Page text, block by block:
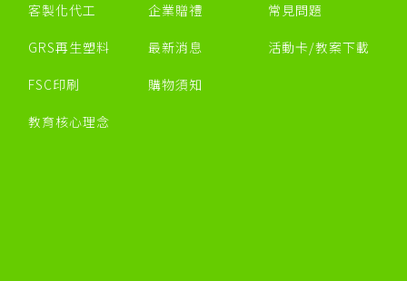
客製化代工
GRS再生塑料
FSC印刷
教育核心理念
企業贈禮
最新消息
購物須知
常見問題
活動卡/教案下載